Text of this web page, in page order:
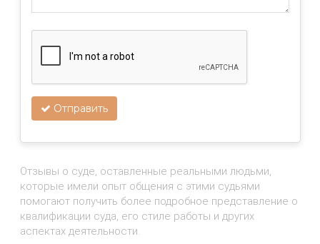
Отправить
Отзывы о суде, оставленные реальными людьми,
которые имели опыт общения с этими судьями
помогают получить более подробное представление о
квалификации суда, его стиле работы и других
аспектах деятельности.